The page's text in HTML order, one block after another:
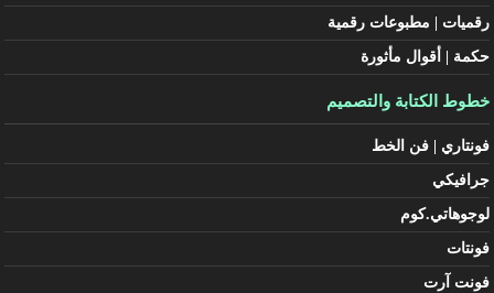
رقميات | مطبوعات رقمية
حكمة | أقوال مأثورة
خطوط الكتابة والتصميم
فونتاري | فن الخط
جرافيكي
لوجوهاتي.كوم
فونتات
فونت آرت